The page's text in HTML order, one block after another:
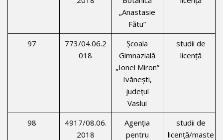
„Anastasie
Fătu”
97
773/04.06.2
018
Şcoala
Gimnazială
„Ionel Miron”
Ivăneşti,
judeţul
Vaslui
studii de
licenţă
98
4917/08.06.
2018
Agenţia
pentru
studii de
licenţă/maste